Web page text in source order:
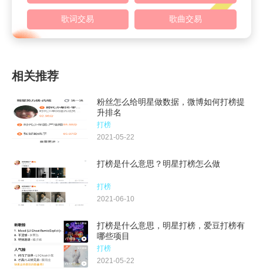
歌词交易 歌曲交易
相关推荐
粉丝怎么给明星做数据，微博如何打榜提
升排名
打榜
2021-05-22
打榜是什么意思？明星打榜怎么做
打榜
2021-06-10
打榜是什么意思，明星打榜，爱豆打榜有
哪些项目
打榜
2021-05-22